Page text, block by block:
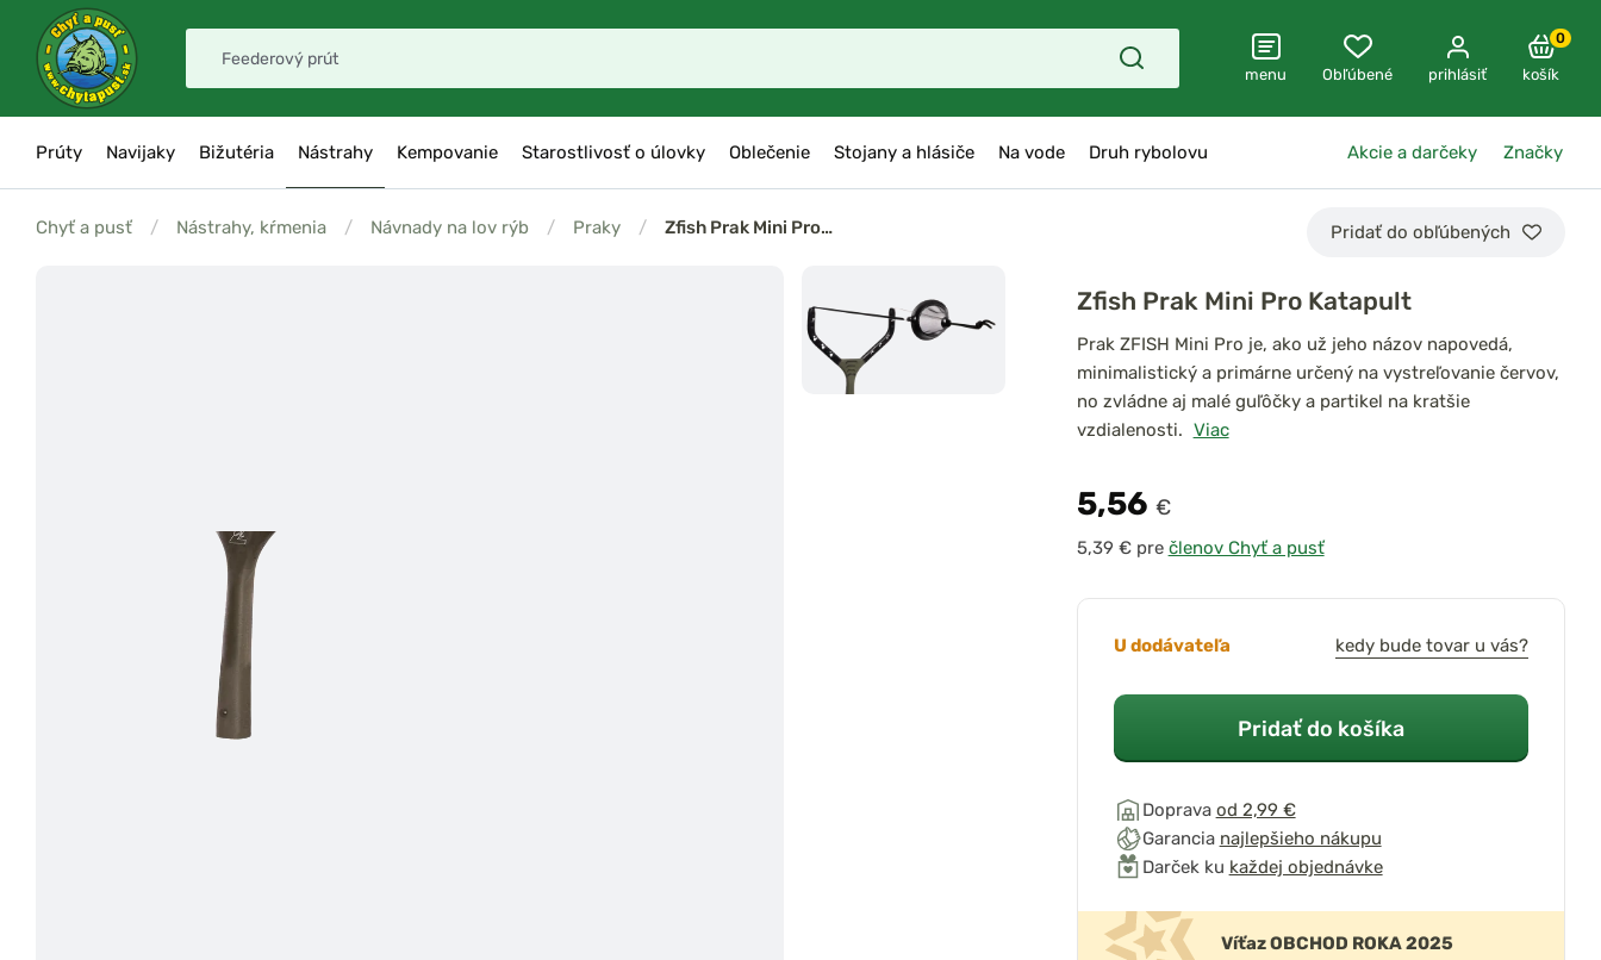
menu Obľúbené prihlásiť
0
košík
Prúty Navijaky Bižutéria Nástrahy Kempovanie Starostlivosť o úlovky Oblečenie Stojany a hlásiče Na vode Druh rybolovu Akcie a darčeky Značky
Chyť a pusť / Nástrahy, kŕmenia / Návnady na lov rýb / Praky / Zfish Prak Mini Pro… Pridať do obľúbených
Zfish Prak Mini Pro Katapult
Prak ZFISH Mini Pro je, ako už jeho názov napovedá,
minimalistický a primárne určený na vystreľovanie červov,
no zvládne aj malé guľôčky a partikel na kratšie
vzdialenosti. Viac
5,56 €
pre členov Chyť a pusť
U dodávateľa kedy bude tovar u vás?
Pridať do košíka
Doprava od 2,99 €
Garancia najlepšieho nákupu
Darček ku každej objednávke
Víťaz OBCHOD ROKA 2025